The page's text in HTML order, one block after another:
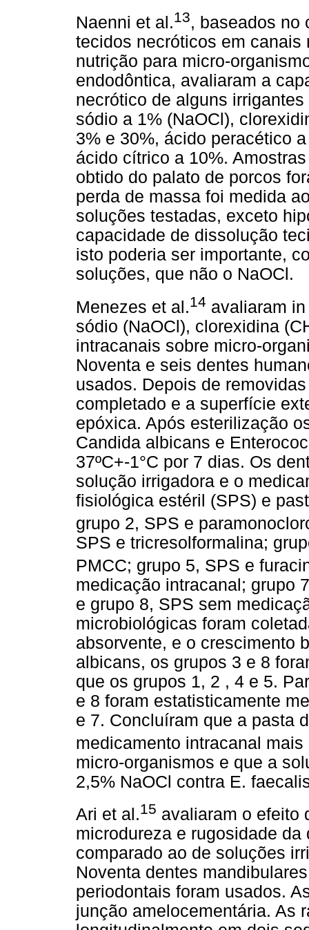
Naenni et al.13, baseados no
tecidos necróticos em canais
nutrição para micro-
endodôntica, avaliaram a
necrótico de alguns
sódio a 1% (NaOCl),
3% e 30%, ácido peracético
ácido cítrico a 10%.
obtido do palato de porcos
perda de massa foi medida
soluções testadas, exceto
capacidade de dissolução
isto poderia ser importante,
soluções, que não o NaOCl.
Menezes et al.14 avaliaram
sódio (NaOCl), clorexidina
intracanais sobre micro-
Noventa e seis dentes
usados. Depois de
completado e a superfície
epóxica. Após esterilização
Candida albicans e
37ºC+-1°C por 7 dias. Os
solução irrigadora e o
fisiológica estéril (SPS) e
grupo 2, SPS e
SPS e tricresolformalina;
PMCC; grupo 5, SPS e
medicação intracanal; grupo
e grupo 8, SPS sem
microbiológicas foram
absorvente, e o crescimento
albicans, os grupos 3 e 8
que os grupos 1, 2 , 4 e 5.
e 8 foram estatisticamente
e 7. Concluíram que a pasta
medicamento intracanal
micro-organismos e que a
2,5% NaOCl contra E.
Ari et al.15 avaliaram o efeito
microdureza e rugosidade
comparado ao de soluções
Noventa dentes
periodontais foram usados.
junção amelocementária. As